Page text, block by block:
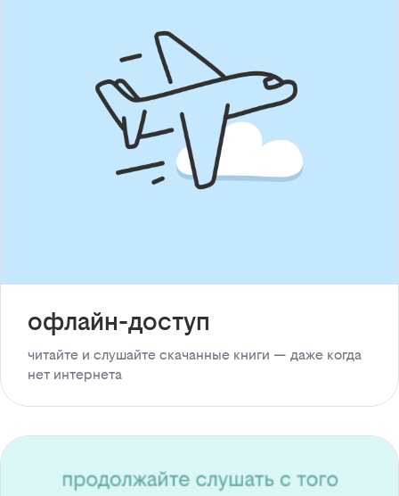
офлайн-доступ
читайте и слушайте скачанные книги — даже когда
нет интернета